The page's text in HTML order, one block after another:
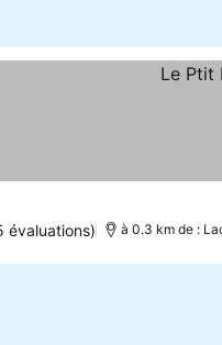
évaluations) à 0.3 km de :